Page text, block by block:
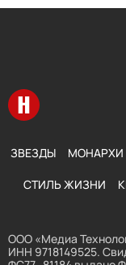
Перейти на главную
ЗВЕЗДЫ МОНАРХИ
СТИЛЬ ЖИЗНИ
ООО «Медиа
ИНН 9718149525.